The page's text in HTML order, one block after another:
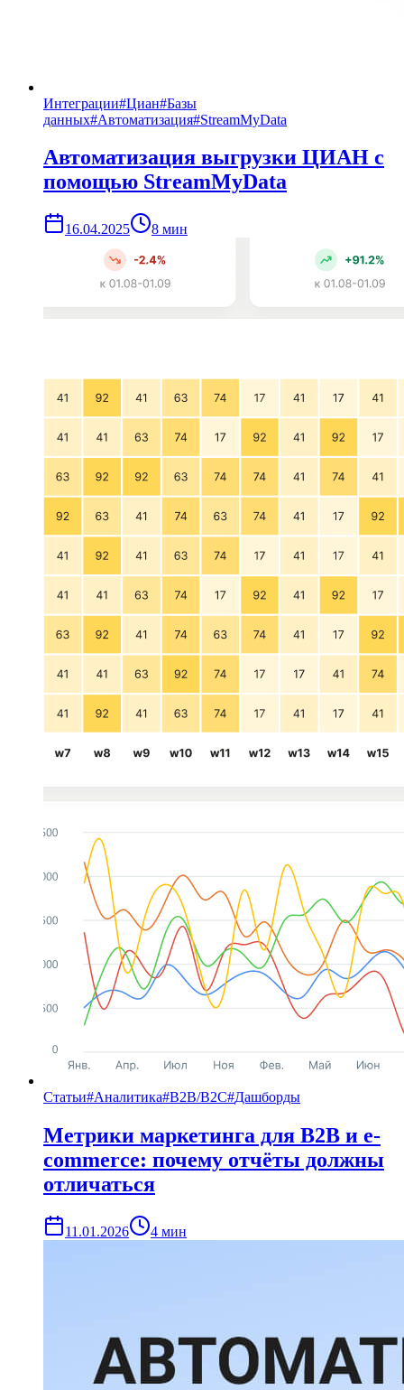
Интеграции#Циан#Базы
данных#Автоматизация#StreamMyData
Автоматизация выгрузки ЦИАН с
помощью StreamMyData
16.04.2025 8 мин
Статьи#Аналитика#B2B/B2C#Дашборды
Метрики маркетинга для B2B и e-
commerce: почему отчёты должны
отличаться
11.01.2026 4 мин